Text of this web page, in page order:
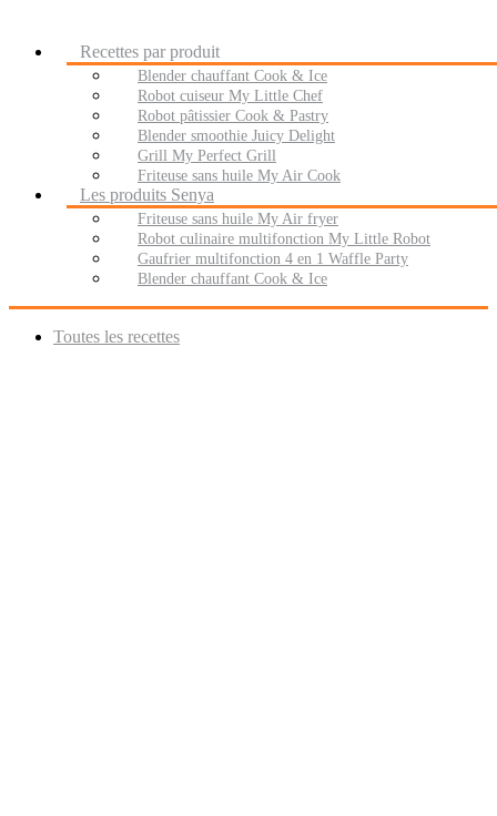
Recettes par produit
Blender chauffant Cook & Ice
Robot cuiseur My Little Chef
Robot pâtissier Cook & Pastry
Blender smoothie Juicy Delight
Grill My Perfect Grill
Friteuse sans huile My Air Cook
Les produits Senya
Friteuse sans huile My Air fryer
Robot culinaire multifonction My Little Robot
Gaufrier multifonction 4 en 1 Waffle Party
Blender chauffant Cook & Ice
Toutes les recettes